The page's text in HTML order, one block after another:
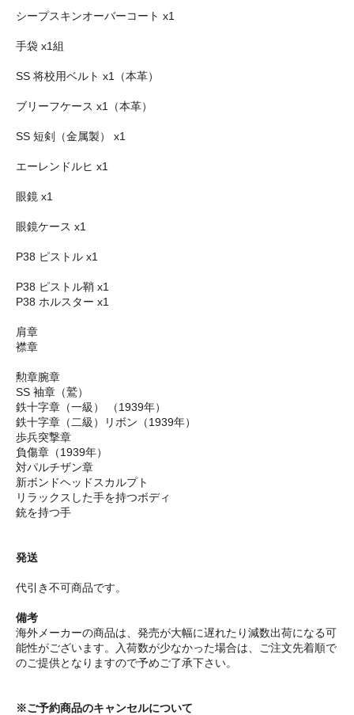
シープスキンオーバーコート x1
手袋 x1組
SS 将校用ベルト x1（本革）
ブ​​リーフケース x1（本革）
SS 短剣（金属製） x1
エーレンドルヒ x1
眼鏡 x1
眼鏡ケース x1
P38 ピストル x1
P38 ピストル鞘 x1
P38 ホルスター x1
肩章
襟章
勲章腕章
SS 袖章（鷲）
鉄十字章（一級） （1939年）
鉄十字章（二級）リボン（1939年）
歩兵突撃章
負傷章（1939年）
対パルチザン章
新ボンドヘッドスカルプト
リラックスした手を持つボディ
銃を持つ手
発送
代引き不可商品です。
備考
海外メーカーの商品は、発売が大幅に遅れたり減数出荷になる可
能性がございます。入荷数が少なかった場合は、ご注文先着順で
のご提供となりますので予めご了承下さい。
※ご予約商品のキャンセルについて